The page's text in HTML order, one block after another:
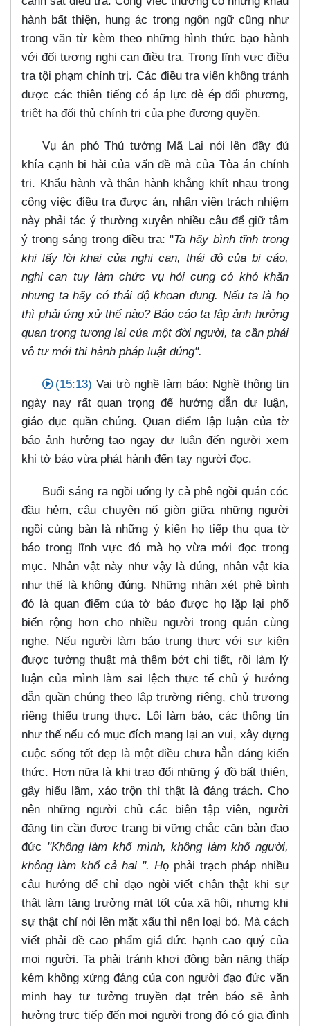
hành bất thiện, hung ác trong ngôn ngữ cũng như
trong văn từ kèm theo những hình thức bạo hành
với đối tượng nghi can điều tra. Trong lĩnh vực điều
tra tội phạm chính trị. Các điều tra viên không tránh
được các thiên tiếng có áp lực đè ép đối phương,
triệt hạ đối thủ chính trị của phe đương quyền.
Vụ án phó Thủ tướng Mã Lai nói lên đầy đủ
khía cạnh bi hài của vấn đề mà của Tòa án chính
trị. Khẩu hành và thân hành khắng khít nhau trong
công việc điều tra được án, nhân viên trách nhiệm
này phải tác ý thường xuyên nhiều câu để giữ tâm
ý trong sáng trong điều tra: "Ta hãy bình tĩnh trong
khi lấy lời khai của nghi can, thái độ của bị cáo,
nghi can tuy làm chức vụ hỏi cung có khó khăn
nhưng ta hãy có thái độ khoan dung. Nếu ta là họ
thì phải ứng xử thế nào? Báo cáo ta lập ảnh hưởng
quan trọng tương lai của một đời người, ta cần phải
vô tư mới thi hành pháp luật đúng".
(15:13) Vai trò nghề làm báo: Nghề thông tin
ngày nay rất quan trọng để hướng dẫn dư luận,
giáo dục quần chúng. Quan điểm lập luận của tờ
báo ảnh hưởng tạo ngay dư luận đến người xem
khi tờ báo vừa phát hành đến tay người đọc.
Buổi sáng ra ngồi uống ly cà phê ngồi quán cóc
đầu hẻm, câu chuyện nổ giòn giữa những người
ngồi cùng bàn là những ý kiến họ tiếp thu qua tờ
báo trong lĩnh vực đó mà họ vừa mới đọc trong
mục. Nhân vật này như vậy là đúng, nhân vật kia
như thế là không đúng. Những nhận xét phê bình
đó là quan điểm của tờ báo được họ lặp lại phổ
biến rộng hơn cho nhiều người trong quán cùng
nghe. Nếu người làm báo trung thực với sự kiện
được tường thuật mà thêm bớt chi tiết, rồi làm lý
luận của mình làm sai lệch thực tế chủ ý hướng
dẫn quần chúng theo lập trường riêng, chủ trương
riêng thiếu trung thực. Lối làm báo, các thông tin
như thế nếu có mục đích mang lại an vui, xây dựng
cuộc sống tốt đẹp là một điều chưa hẳn đáng kiến
thức. Hơn nữa là khi trao đổi những ý đồ bất thiện,
gây hiểu lầm, xáo trộn thì thật là đáng trách. Cho
nên những người chủ các biên tập viên, người
đăng tin cần được trang bị vững chắc căn bản đạo
đức "Không làm khổ mình, không làm khổ người,
không làm khổ cả hai ". Họ phải trạch pháp nhiều
câu hướng để chỉ đạo ngòi viết chân thật khi sự
thật làm tăng trưởng mặt tốt của xã hội, nhưng khi
sự thật chỉ nói lên mặt xấu thì nên loại bỏ. Mà cách
viết phải đề cao phẩm giá đức hạnh cao quý của
mọi người. Ta phải tránh khơi động bản năng thấp
kém không xứng đáng của con người đạo đức văn
minh hay tư tưởng truyền đạt trên báo sẽ ảnh
hưởng trực tiếp đến mọi người trong đó có gia đình